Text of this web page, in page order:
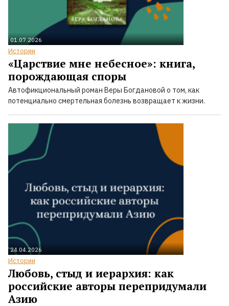
01.07.2026
Истории
«Царствие мне небесное»: книга,
порождающая споры
Автофикциональный роман Веры Богдановой о том, как
потенциально смертельная болезнь возвращает к жизни.
24.04.2026
Истории
Любовь, стыд и иерархия: как
российские авторы перепридумали
Азию